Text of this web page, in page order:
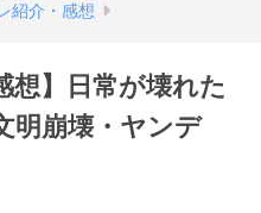
紹介・感想
想】日常が壊れた
明崩壊・ヤンデ